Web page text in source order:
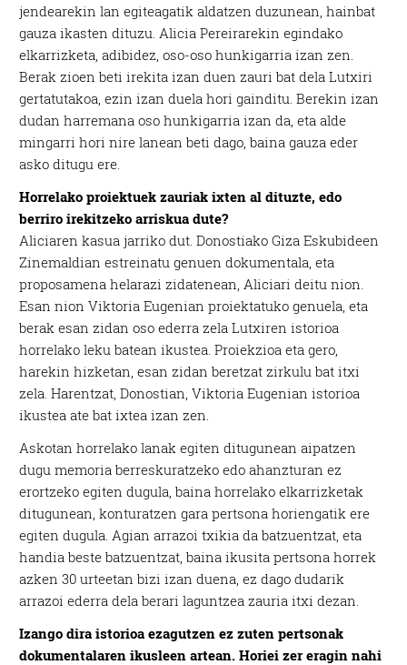
jendearekin lan egiteagatik aldatzen duzunean, hainbat
gauza ikasten dituzu. Alicia Pereirarekin egindako
elkarrizketa, adibidez, oso-oso hunkigarria izan zen.
Berak zioen beti irekita izan duen zauri bat dela Lutxiri
gertatutakoa, ezin izan duela hori gainditu. Berekin izan
dudan harremana oso hunkigarria izan da, eta alde
mingarri hori nire lanean beti dago, baina gauza eder
asko ditugu ere.
Horrelako proiektuek zauriak ixten al dituzte, edo
berriro irekitzeko arriskua dute?
Aliciaren kasua jarriko dut. Donostiako Giza Eskubideen
Zinemaldian estreinatu genuen dokumentala, eta
proposamena helarazi zidatenean, Aliciari deitu nion.
Esan nion Viktoria Eugenian proiektatuko genuela, eta
berak esan zidan oso ederra zela Lutxiren istorioa
horrelako leku batean ikustea. Proiekzioa eta gero,
harekin hizketan, esan zidan beretzat zirkulu bat itxi
zela. Harentzat, Donostian, Viktoria Eugenian istorioa
ikustea ate bat ixtea izan zen.
Askotan horrelako lanak egiten ditugunean aipatzen
dugu memoria berreskuratzeko edo ahanzturan ez
erortzeko egiten dugula, baina horrelako elkarrizketak
ditugunean, konturatzen gara pertsona horiengatik ere
egiten dugula. Agian arrazoi txikia da batzuentzat, eta
handia beste batzuentzat, baina ikusita pertsona horrek
azken 30 urteetan bizi izan duena, ez dago dudarik
arrazoi ederra dela berari laguntzea zauria itxi dezan.
Izango dira istorioa ezagutzen ez zuten pertsonak
dokumentalaren ikusleen artean. Horiei zer eragin nahi